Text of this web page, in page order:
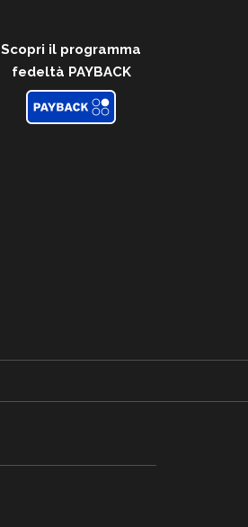
Scopri il programma
fedeltà PAYBACK